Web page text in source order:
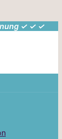
✓ ✓ ✓